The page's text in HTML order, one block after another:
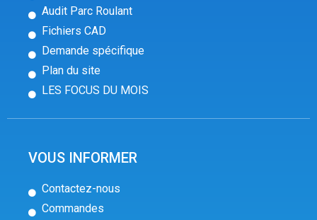
Audit Parc Roulant
Fichiers CAD
Demande spécifique
Plan du site
LES FOCUS DU MOIS
VOUS INFORMER
Contactez-nous
Commandes